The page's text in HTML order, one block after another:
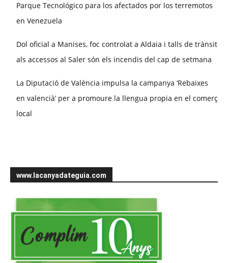
Parque Tecnológico para los afectados por los terremotos
en Venezuela
Dol oficial a Manises, foc controlat a Aldaia i talls de trànsit
als accessos al Saler són els incendis del cap de setmana
La Diputació de València impulsa la campanya ‘Rebaixes
en valencià’ per a promoure la llengua propia en el comerç
local
www.lacanyadateguia.com